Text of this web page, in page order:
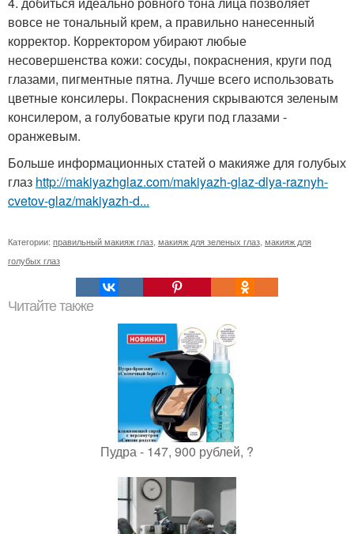
вовсе не тональный крем, а правильно нанесенный
корректор. Корректором убирают любые
несовершенства кожи: сосуды, покраснения, круги под
глазами, пигментные пятна. Лучше всего использовать
цветные консилеры. Покраснения скрываются зеленым
консилером, а голубоватые круги под глазами -
оранжевым.
Больше информационных статей о макияже для голубых
глаз http://makiyazhglaz.com/makiyazh-glaz-dlya-raznyh-
cvetov-glaz/makiyazh-d...
Категории: правильный макияж глаз макияж для зеленых глаз макияж для
голубых глаз
Читайте также
Пудра - 147, 900 рублей, ?